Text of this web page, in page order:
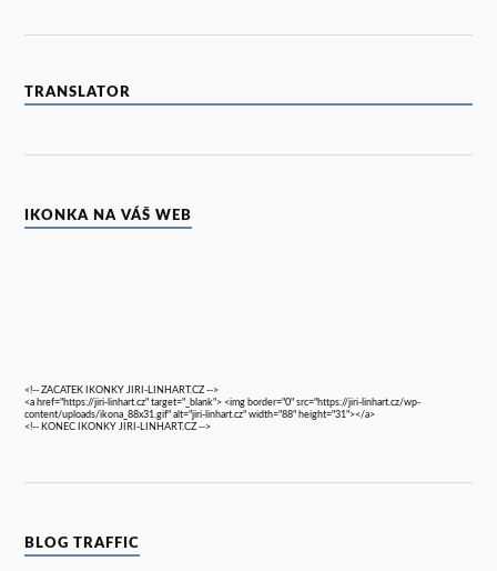
TRANSLATOR
IKONKA NA VÁŠ WEB
<!-- ZACATEK IKONKY JIRI-LINHART.CZ -->
<a href="https://jiri-linhart.cz" target="_blank"> <img border="0" src="https://jiri-linhart.cz/wp-
content/uploads/ikona_88x31.gif" alt="jiri-linhart.cz" width="88" height="31"></a>
<!-- KONEC IKONKY JIRI-LINHART.CZ -->
BLOG TRAFFIC